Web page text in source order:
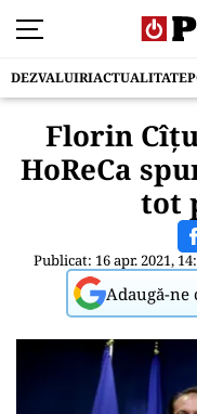
DEZVALUIRIACTUALITATE
Florin
HoReCa
tot
Publicat: 16 apr. 2021,
Adaugă-ne